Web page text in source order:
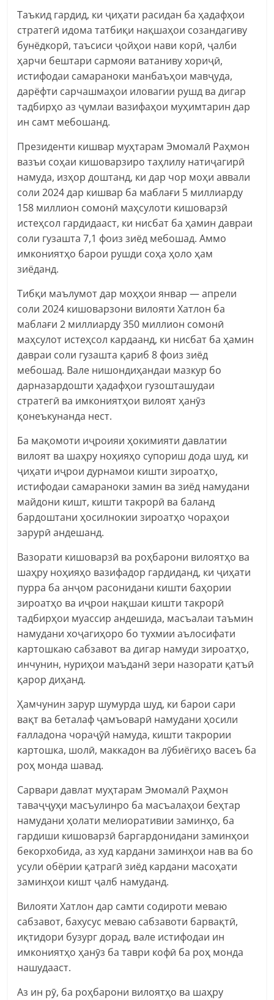
Таъкид гардид, ки ҷиҳати расидан ба ҳадафҳои
стратегӣ идома татбиқи нақшаҳои созандагиву
бунёдкорӣ, таъсиси ҷойҳои нави корӣ, ҷалби
ҳарчи бештари сармояи ватаниву хориҷӣ,
истифодаи самараноки манбаъҳои мавҷуда,
дарёфти сарчашмаҳои иловагии рушд ва дигар
тадбирҳо аз ҷумлаи вазифаҳои муҳимтарин дар
ин самт мебошанд.
Президенти кишвар муҳтарам Эмомалӣ Раҳмон
вазъи соҳаи кишоварзиро таҳлилу натиҷагирӣ
намуда, изҳор доштанд, ки дар чор моҳи аввали
соли 2024 дар кишвар ба маблағи 5 миллиарду
158 миллион сомонӣ маҳсулоти кишоварзӣ
истеҳсол гардидааст, ки нисбат ба ҳамин давраи
соли гузашта 7,1 фоиз зиёд мебошад. Аммо
имкониятҳо барои рушди соҳа ҳоло ҳам
зиёданд.
Тибқи маълумот дар моҳҳои январ — апрели
соли 2024 кишоварзони вилояти Хатлон ба
маблағи 2 миллиарду 350 миллион сомонӣ
маҳсулот истеҳсол кардаанд, ки нисбат ба ҳамин
давраи соли гузашта қариб 8 фоиз зиёд
мебошад. Вале нишондиҳандаи мазкур бо
дарназардошти ҳадафҳои гузошташудаи
стратегӣ ва имкониятҳои вилоят ҳанӯз
қонеъкунанда нест.
Ба мақомоти иҷроияи ҳокимияти давлатии
вилоят ва шаҳру ноҳияҳо супориш дода шуд, ки
ҷиҳати иҷрои дурнамои кишти зироатҳо,
истифодаи самараноки замин ва зиёд намудани
майдони кишт, кишти такрорӣ ва баланд
бардоштани ҳосилнокии зироатҳо чораҳои
зарурӣ андешанд.
Вазорати кишоварзӣ ва роҳбарони вилоятҳо ва
шаҳру ноҳияҳо вазифадор гардиданд, ки ҷиҳати
пурра ба анҷом расонидани кишти баҳории
зироатҳо ва иҷрои нақшаи кишти такрорӣ
тадбирҳои муассир андешида, масъалаи таъмин
намудани хоҷагиҳоро бо тухмии аълосифати
картошкаю сабзавот ва дигар намуди зироатҳо,
инчунин, нуриҳои маъданӣ зери назорати қатъӣ
қарор диҳанд.
Ҳамчунин зарур шумурда шуд, ки барои сари
вақт ва беталаф ҷамъоварӣ намудани ҳосили
ғалладона чораҷӯӣ намуда, кишти такрории
картошка, шолӣ, маккадон ва лӯбиёгиҳо васеъ ба
роҳ монда шавад.
Сарвари давлат муҳтарам Эмомалӣ Раҳмон
таваҷҷуҳи масъулинро ба масъалаҳои беҳтар
намудани ҳолати мелиоративии заминҳо, ба
гардиши кишоварзӣ баргардонидани заминҳои
бекорхобида, аз худ кардани заминҳои нав ва бо
усули обёрии қатрагӣ зиёд кардани масоҳати
заминҳои кишт ҷалб намуданд.
Вилояти Хатлон дар самти содироти меваю
сабзавот, бахусус меваю сабзавоти барвақтӣ,
иқтидори бузург дорад, вале истифодаи ин
имкониятҳо ҳанӯз ба таври кофӣ ба роҳ монда
нашудааст.
Аз ин рӯ, ба роҳбарони вилоятҳо ва шаҳру